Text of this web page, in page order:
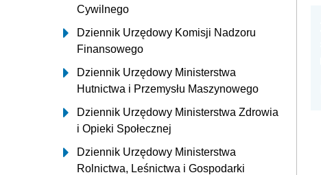
Cywilnego
Dziennik Urzędowy Komisji Nadzoru
Finansowego
Dziennik Urzędowy Ministerstwa
Hutnictwa i Przemysłu Maszynowego
Dziennik Urzędowy Ministerstwa Zdrowia
i Opieki Społecznej
Dziennik Urzędowy Ministerstwa
Rolnictwa, Leśnictwa i Gospodarki